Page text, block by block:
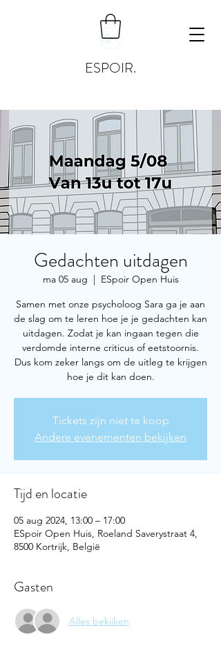
ESPOIR.
Gedachten uitdagen
ma 05 aug
  |
ESpoir Open Huis
Samen met onze psycholoog Sara ga je aan
de slag om te leren hoe je je gedachten kan
uitdagen. Zodat je kan ingaan tegen die
verdomde interne criticus of eetstoornis.
Dus kom zeker langs om de uitleg te krijgen
hoe je dit kan doen.
Tickets zijn niet te koop
Andere evenementen bekijken
Tijd en locatie
05 aug 2024, 13:00 – 17:00
ESpoir Open Huis, Roeland Saverystraat 4,
8500 Kortrijk, België
Gasten
Alles bekijken